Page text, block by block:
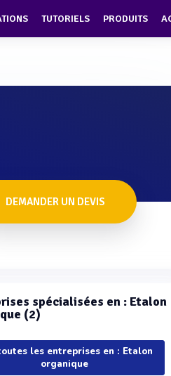
TUTORIELS PRODUITS
DEMANDER UN DEVIS
spécialisées en : Etalon
(2)
les entreprises en : Etalon
organique